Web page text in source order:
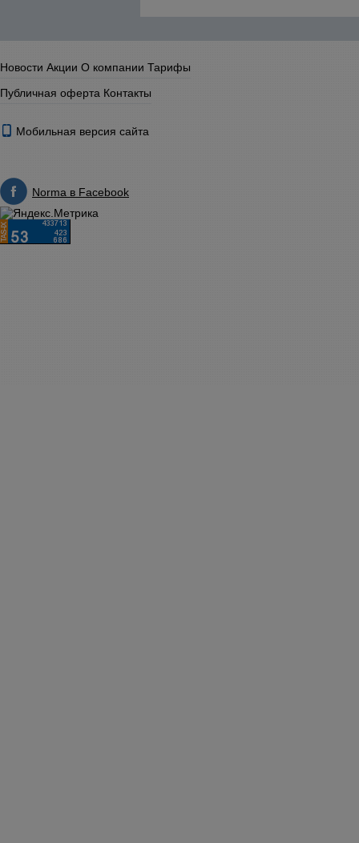
Новости Акции О компании Тарифы
Публичная оферта Контакты
Мобильная версия сайта
Norma в Facebook